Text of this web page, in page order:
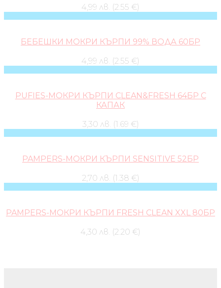
4,99 лв. (2.55 €)
БЕБЕШКИ МОКРИ КЪРПИ 99% ВОДА 60БР
4,99 лв. (2.55 €)
PUFIES-МОКРИ КЪРПИ CLEAN&FRESH 64БР С
КАПАК
3,30 лв. (1.69 €)
PAMPERS-МОКРИ КЪРПИ SENSITIVE 52БР
2,70 лв. (1.38 €)
PAMPERS-МОКРИ КЪРПИ FRESH CLEAN XXL 80БР
4,30 лв. (2.20 €)